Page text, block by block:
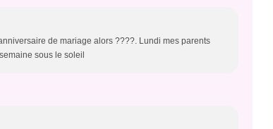
de mariage alors ????. Lundi mes parents
sous le soleil